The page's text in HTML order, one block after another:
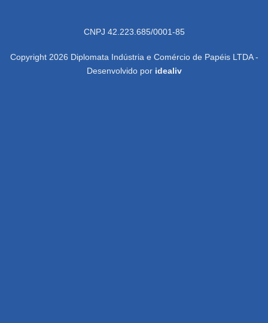
CNPJ 42.223.685/0001-85
Copyright 2026 Diplomata Indústria e Comércio de Papéis LTDA -
Desenvolvido por idealiv